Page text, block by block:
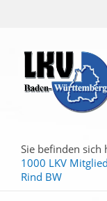
Sie befinden sich
1000 LKV
Rind BW